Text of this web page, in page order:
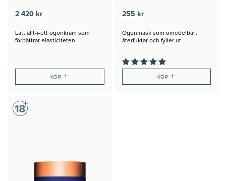
2 420 kr
Lätt allt-i-ett ögonkräm som
förbättrar elasticiteten
KÖP+
255 kr
Ögonmask som omedelbart
återfuktar och fyller ut
KÖP +